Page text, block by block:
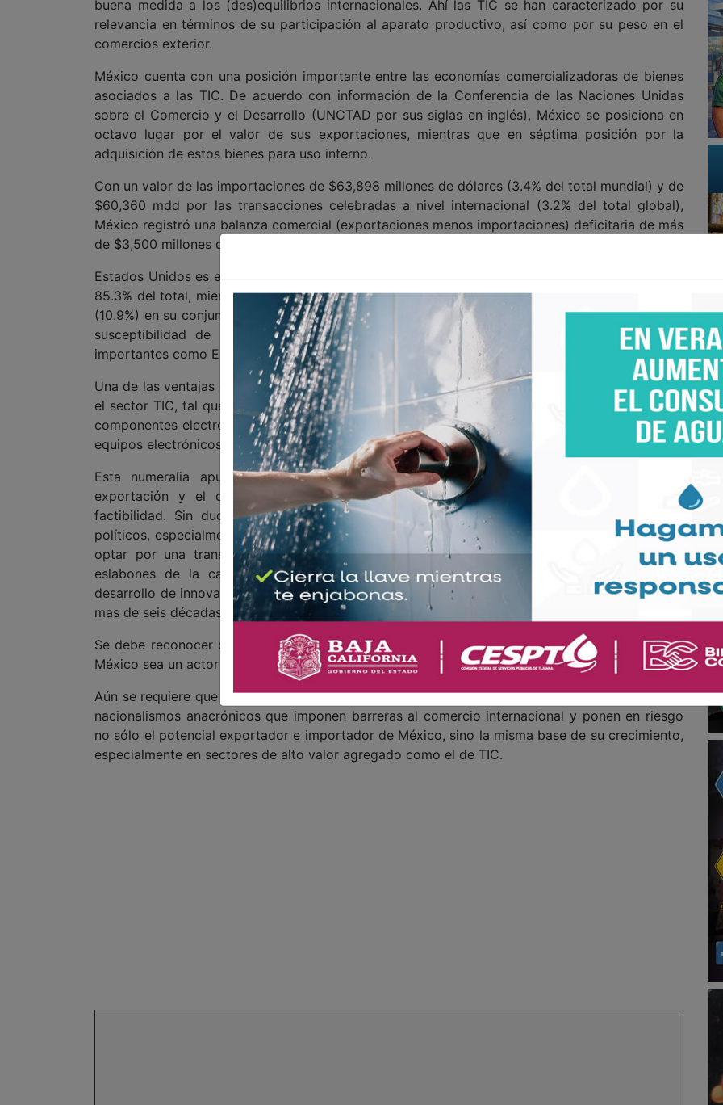
buena medida a los (des)equilibrios internacionales. Ahí las TIC se han caracterizado por su
relevancia en términos de su participación al aparato productivo, así como por su peso en el
comercios exterior.
México cuenta con una posición importante entre las economías comercializadoras de bienes
asociados a las TIC. De acuerdo con información de la Conferencia de las Naciones Unidas
sobre el Comercio y el Desarrollo (UNCTAD por sus siglas en inglés), México se posiciona en
octavo lugar por el valor de sus exportaciones, mientras que en séptima posición por la
adquisición de estos bienes para uso interno.
Con un valor de las importaciones de $63,898 millones de dólares (3.4% del total mundial) y de
$60,360 mdd por las transacciones celebradas a nivel internacional (3.2% del total global),
México registró una balanza comercial (exportaciones menos importaciones) deficitaria de más
de $3,500 millones de dólares en bienes TIC durante 2016.
Estados Unidos es el principal receptor de las exportaciones TIC mexicanas, con una razón de
85.3% del total, mientras que el país recibe de China (48.1%), Estados Unidos (11.3%) y Malasia
(10.9%) en su conjunto, 70.3% del valor de las importaciones, cifras que demuestran la elevada
susceptibilidad de la economía nacional ante acuerdos y desacuerdos entre socios tan
importantes como Estados Unidos y China.
Una de las ventajas comparativas de México es su vocación manufacturera y/o maquiladora en
el sector TIC, tal que 32.1% de las importaciones corresponden a bienes intermedios como los
componentes electrónicos, mientras que el valor de las exportaciones de bienes finales como
equipos electrónicos de consumo asciende a 33.8%.
Esta numeralia apunta a que sería deseable que México diversificara sus destinos de
exportación y el origen de sus importaciones, pero la pregunta realista radica en su
factibilidad. Sin duda ello permitiría disminuir la dependencia de los ciclos económicos y
políticos, especialmente los derivados de la relación con el estadounidense. Asimismo, se debe
optar por una transición de país manufacturero y/o maquilador a uno que aproveche los
eslabones de la cadena productiva que generan mayor valor agregado, por ejemplo, el
desarrollo de innovaciones y productos disruptivos. Pero ese ha sido el eslabón inasequible po
mas de seis décadas de nuestra historia maquiladora.
Se debe reconocer que estas condiciones, si bien son necesarias, no son suficientes para que
México sea un actor aún más relevante en el comercio transfronterizo de bienes TIC.
Aún se requiere que se apacigüe la marejada de fenómenos de desintegración económica y de
nacionalismos anacrónicos que imponen barreras al comercio internacional y ponen en riesgo
no sólo el potencial exportador e importador de México, sino la misma base de su crecimiento,
especialmente en sectores de alto valor agregado como el de TIC.